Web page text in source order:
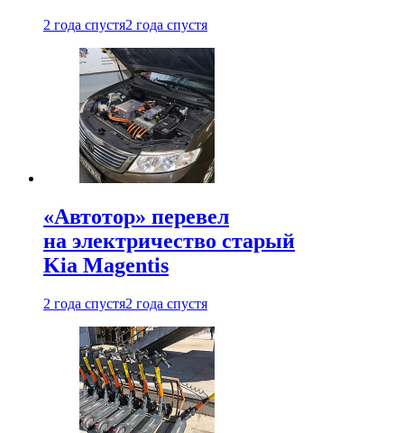
2 года спустя2 года спустя
«Автотор» перевел
на электричество старый
Kia Magentis
2 года спустя2 года спустя